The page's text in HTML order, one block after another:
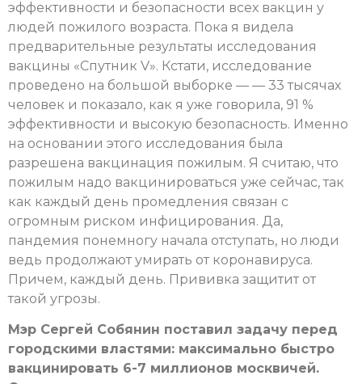
эффективности и безопасности всех вакцин у
людей пожилого возраста. Пока я видела
предварительные результаты исследования
вакцины «Спутник V». Кстати, исследование
проведено на большой выборке — — 33 тысячах
человек и показало, как я уже говорила, 91 %
эффективности и высокую безопасность. Именно
на основании этого исследования была
разрешена вакцинация пожилым. Я считаю, что
пожилым надо вакцинироваться уже сейчас, так
как каждый день промедления связан с
огромным риском инфицирования. Да,
пандемия понемногу начала отступать, но люди
ведь продолжают умирать от коронавируса.
Причем, каждый день. Прививка защитит от
такой угрозы.
Мэр Сергей Собянин поставил задачу перед
городскими властями: максимально быстро
вакцинировать 6-7 миллионов москвичей.